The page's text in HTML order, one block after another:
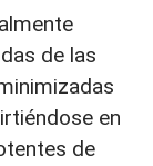
de las
en
de